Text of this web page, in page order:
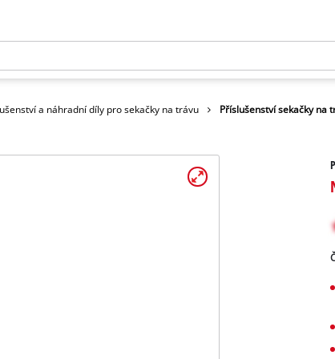
a náhradní díly pro sekačky na trávu Příslušenství sekačky na